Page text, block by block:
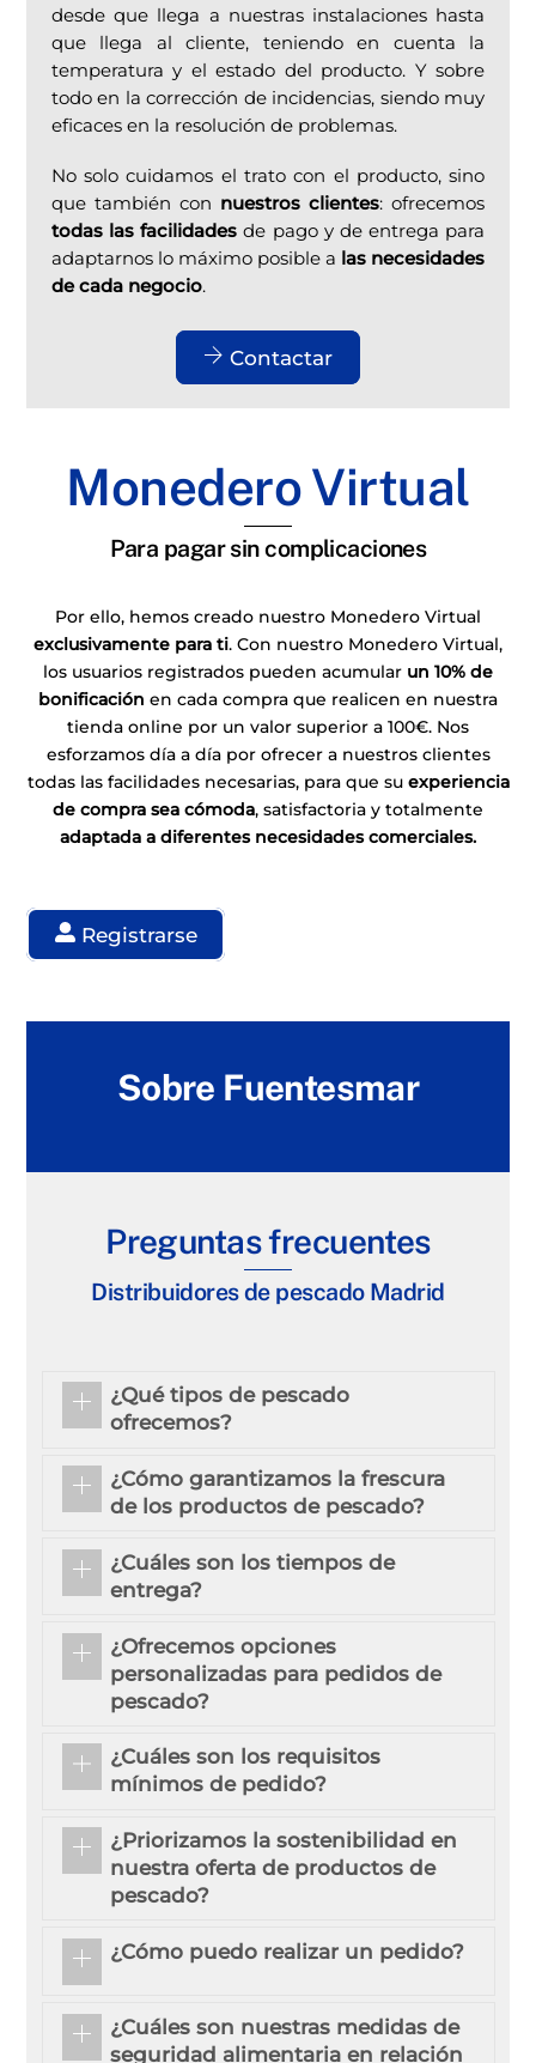
desde que llega a nuestras instalaciones hasta
que llega al cliente, teniendo en cuenta la
temperatura y el estado del producto. Y sobre
todo en la corrección de incidencias, siendo muy
eficaces en la resolución de problemas.
No solo cuidamos el trato con el producto, sino
que también con nuestros clientes: ofrecemos
todas las facilidades de pago y de entrega para
adaptarnos lo máximo posible a las necesidades
de cada negocio.
Contactar
Monedero Virtual
Para pagar sin complicaciones
Por ello, hemos creado nuestro Monedero Virtual
exclusivamente para ti. Con nuestro Monedero Virtual,
los usuarios registrados pueden acumular un 10% de
bonificación en cada compra que realicen en nuestra
tienda online por un valor superior a 100€. Nos
esforzamos día a día por ofrecer a nuestros clientes
todas las facilidades necesarias, para que su experiencia
de compra sea cómoda, satisfactoria y totalmente
adaptada a diferentes necesidades comerciales.
Registrarse
Sobre Fuentesmar
Preguntas frecuentes
Distribuidores de pescado Madrid
¿Qué tipos de pescado
ofrecemos?
¿Cómo garantizamos la frescura
de los productos de pescado?
¿Cuáles son los tiempos de
entrega?
¿Ofrecemos opciones
personalizadas para pedidos de
pescado?
¿Cuáles son los requisitos
mínimos de pedido?
¿Priorizamos la sostenibilidad en
nuestra oferta de productos de
pescado?
¿Cómo puedo realizar un pedido?
¿Cuáles son nuestras medidas de
seguridad alimentaria en relación